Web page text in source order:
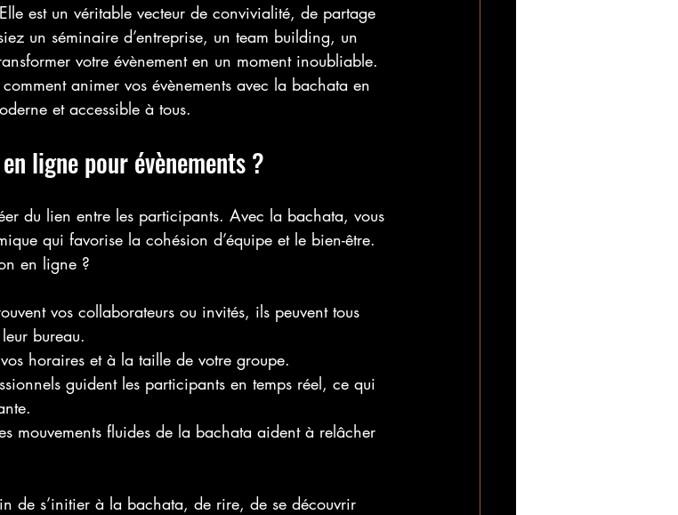
est un véritable vecteur de convivialité, de partage
un séminaire d’entreprise, un team building, un
votre évènement en un moment inoubliable.
animer vos évènements avec la bachata en
et accessible à tous.
ligne pour évènements ?
du lien entre les participants. Avec la bachata, vous
qui favorise la cohésion d’équipe et le bien-être.
en ligne ?
vos collaborateurs ou invités, ils peuvent tous
bureau.
horaires et à la taille de votre groupe.
guident les participants en temps réel, ce qui
mouvements fluides de la bachata aident à relâcher
de s’initier à la bachata, de rire, de se découvrir